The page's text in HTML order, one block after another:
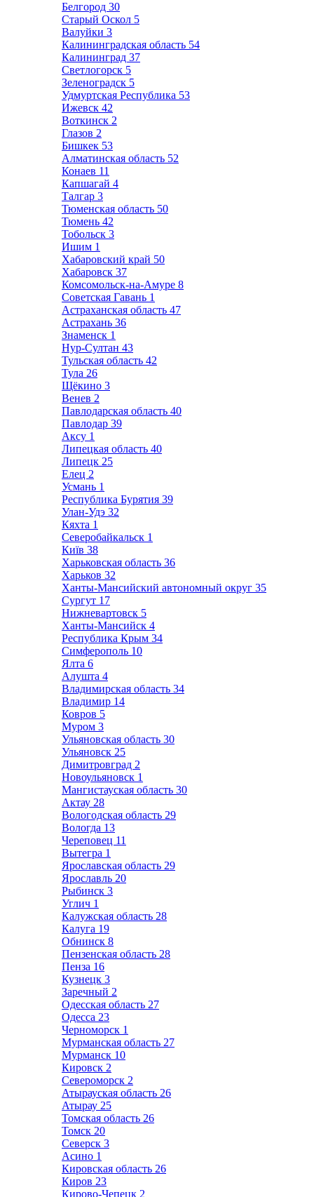
Белгород 30
Старый Оскол 5
Валуйки 3
Калининградская область 54
Калининград 37
Светлогорск 5
Зеленоградск 5
Удмуртская Республика 53
Ижевск 42
Воткинск 2
Глазов 2
Бишкек 53
Алматинская область 52
Конаев 11
Капшагай 4
Талгар 3
Тюменская область 50
Тюмень 42
Тобольск 3
Ишим 1
Хабаровский край 50
Хабаровск 37
Комсомольск-на-Амуре 8
Советская Гавань 1
Астраханская область 47
Астрахань 36
Знаменск 1
Нур-Султан 43
Тульская область 42
Тула 26
Щёкино 3
Венев 2
Павлодарская область 40
Павлодар 39
Аксу 1
Липецкая область 40
Липецк 25
Елец 2
Усмань 1
Республика Бурятия 39
Улан-Удэ 32
Кяхта 1
Северобайкальск 1
Київ 38
Харьковская область 36
Харьков 32
Ханты-Мансийский автономный округ 35
Сургут 17
Нижневартовск 5
Ханты-Мансийск 4
Республика Крым 34
Симферополь 10
Ялта 6
Алушта 4
Владимирская область 34
Владимир 14
Ковров 5
Муром 3
Ульяновская область 30
Ульяновск 25
Димитровград 2
Новоульяновск 1
Мангистауская область 30
Актау 28
Вологодская область 29
Вологда 13
Череповец 11
Вытегра 1
Ярославская область 29
Ярославль 20
Рыбинск 3
Углич 1
Калужская область 28
Калуга 19
Обнинск 8
Пензенская область 28
Пенза 16
Кузнецк 3
Заречный 2
Одесская область 27
Одесса 23
Черноморск 1
Мурманская область 27
Мурманск 10
Кировск 2
Североморск 2
Атырауская область 26
Атырау 25
Томская область 26
Томск 20
Северск 3
Асино 1
Кировская область 26
Киров 23
Кирово-Чепецк 2